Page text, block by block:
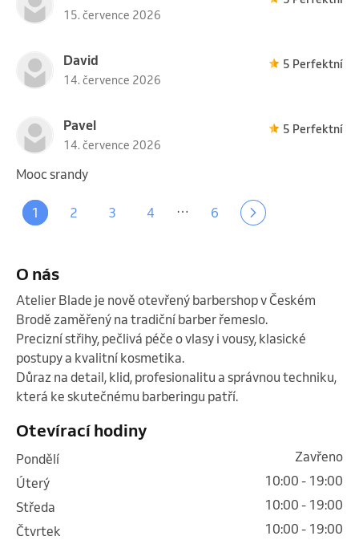
15. července 2026
David
14. července 2026
5 Perfektní
Pavel
14. července 2026
5 Perfektní
Mooc srandy
1 2 3 4 … 6
O nás
Atelier Blade je nově otevřený barbershop v Českém
Brodě zaměřený na tradiční barber řemeslo.
Precizní střihy, pečlivá péče o vlasy i vousy, klasické
postupy a kvalitní kosmetika.
Důraz na detail, klid, profesionalitu a správnou techniku,
která ke skutečnému barberingu patří.
Otevírací hodiny
pondělí
Zavřeno
úterý
10:00 - 19:00
středa
10:00 - 19:00
čtvrtek
10:00 - 19:00